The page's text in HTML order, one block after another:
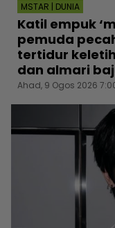
MSTAR | DUNIA
Katil empuk
pemuda
tertidur
dan almari
Ahad, 9 Ogos 2026